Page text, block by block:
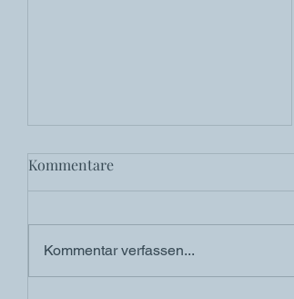
Kommentare
Kommentar verfassen...